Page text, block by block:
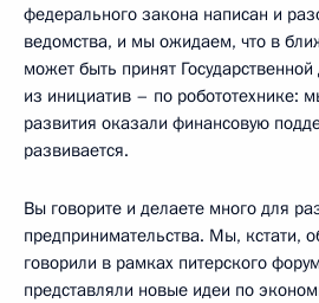
федерального закона написан и
ведомства, и мы ожидаем, что в
может быть принят
из инициатив – по робототехнике:
развития оказали финансовую
развивается.
Вы говорите и делаете много для
предпринимательства. Мы, кстати,
говорили в рамках питерского
представляли новые идеи по